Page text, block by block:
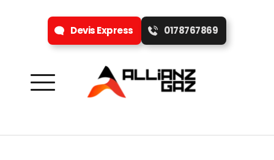
Devis Express 0178767869